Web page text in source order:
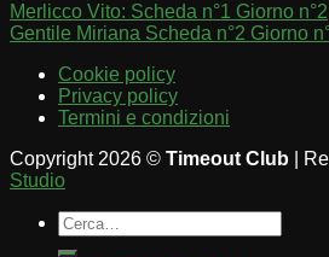
Merlicco Vito: Scheda n°1 Giorno n°2
Gentile Miriana Scheda n°2 Giorno
Cookie policy
Privacy policy
Termini e condizioni
Copyright 2026 © Timeout Club |
Studio